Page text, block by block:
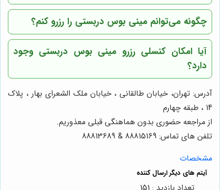
چگونه می‌توانم مینی بوس دربستی را رزرو کنم؟
آیا امکان کنسلی رزرو مینی بوس دربستی وجود
دارد؟
آدرس: تهران، خیابان طالقانی ، خیابان ملک الشعرای بهار ، پلاک
14 ، طبقه چهارم
از مراجعه حضوری بدون هماهنگی قبلی معذوریم.
تلفن های تماس: 88815169 & 88813689
مشخصات